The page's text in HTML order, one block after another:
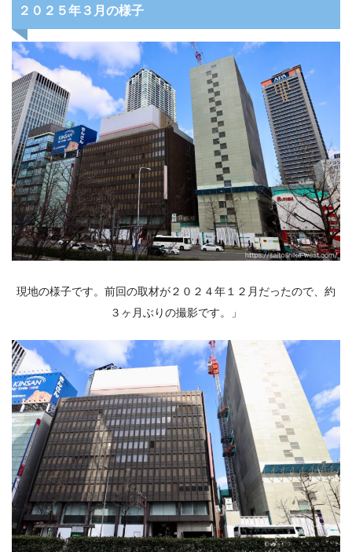
２０２５年３月の様子
現地の様子です。前回の取材が２０２４年１２月だったので、約
３ヶ月ぶりの撮影です。」